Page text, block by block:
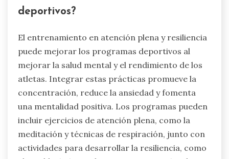
el bienestar mental en los
Fomentar el bienestar mental en los deportes
juveniles implica crear un entorno positivo,
enfatizando el trabajo en equipo y promoviendo
una competencia saludable. Los entrenadores
deben priorizar el desarrollo de habilidades por
encima de la victoria, lo que reduce el estrés y
mejora el disfrute. La retroalimentación regular
y la comunicación abierta empoderan a los